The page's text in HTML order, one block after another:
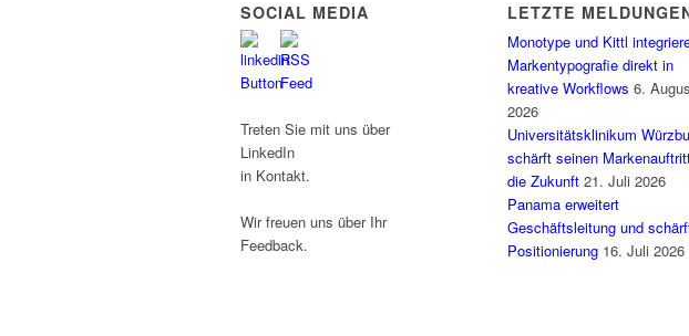
SOCIAL MEDIA
Treten Sie mit uns über
LinkedIn
in Kontakt.
Wir freuen uns über Ihr
Feedback.
LETZTE
Monotype und Kittl
Markentypografie direkt in
kreative Workflows 6.
2026
Universitätsklinikum
schärft seinen
die Zukunft 21. Juli 2026
Panama erweitert
Geschäftsleitung und
Positionierung 16. Juli 2026